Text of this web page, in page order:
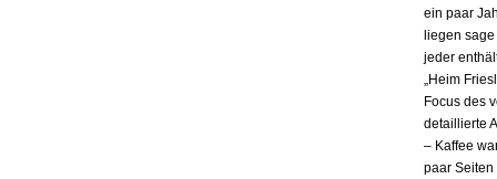
ein paar
liegen
jeder
„Heim
Focus des
detaillierte
– Kaffee
paar